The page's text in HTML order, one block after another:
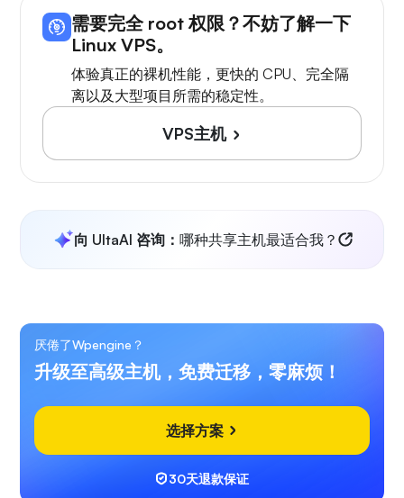
需要完全 root 权限？不妨了解一下
Linux VPS。
体验真正的裸机性能，更快的 CPU、完全隔
离以及大型项目所需的稳定性。
VPS主机
向 UltaAI 咨询： 哪种共享主机最适合我？
厌倦了Wpengine？
升级至高级主机，免费迁移，零麻烦！
选择方案
30天退款保证